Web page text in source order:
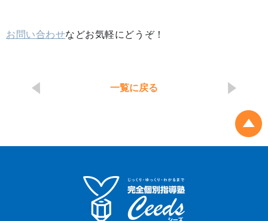
お問い合わせなどお気軽にどうぞ！
一覧に戻る